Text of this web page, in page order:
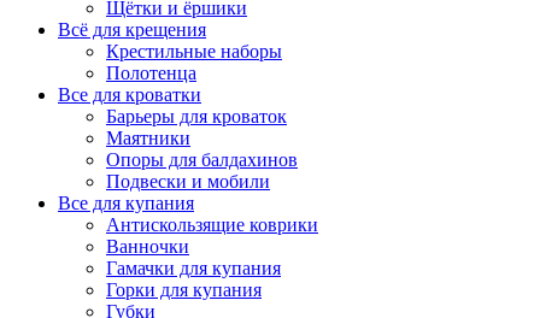
Щётки и ёршики
Всё для крещения
Крестильные наборы
Полотенца
Все для кроватки
Барьеры для кроваток
Маятники
Опоры для балдахинов
Подвески и мобили
Все для купания
Антискользящие коврики
Ванночки
Гамачки для купания
Горки для купания
Губки